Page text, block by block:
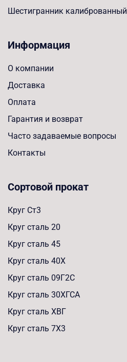
Шестигранник калиброванный
Информация
О компании
Доставка
Оплата
Гарантия и возврат
Часто задаваемые вопросы
Контакты
Сортовой прокат
Круг Ст3
Круг сталь 20
Круг сталь 45
Круг сталь 40Х
Круг сталь 09Г2С
Круг сталь 30ХГСА
Круг сталь ХВГ
Круг сталь 7Х3